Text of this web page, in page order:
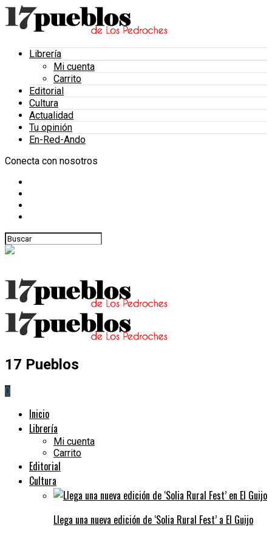
Librería
Mi cuenta
Carrito
Editorial
Cultura
Actualidad
Tu opinión
En-Red-Ando
Conecta con nosotros
17 Pueblos
0
Inicio
Librería
Mi cuenta
Carrito
Editorial
Cultura
Llega una nueva edición de ‘Solia Rural Fest’ a El Guijo